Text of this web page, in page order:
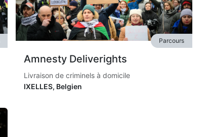
Amnesty Deliverights
Livraison de criminels à domicile
Parcours
IXELLES, Belgien